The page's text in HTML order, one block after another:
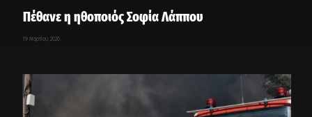
Πέθανε η ηθοποιός Σοφία Λάππου
19 Μαρτίου, 2026